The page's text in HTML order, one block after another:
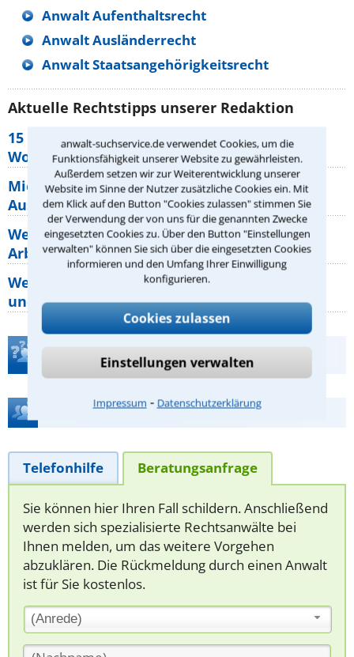
anwalt-suchservice.de verwendet Cookies, um die
Funktionsfähigkeit unserer Website zu gewährleisten.
Außerdem setzen wir zur Weiterentwicklung unserer
Website im Sinne der Nutzer zusätzliche Cookies ein. Mit
dem Klick auf den Button "Cookies zulassen" stimmen Sie
der Verwendung der von uns für die genannten Zwecke
eingesetzten Cookies zu. Über den Button "Einstellungen
verwalten" können Sie sich über die eingesetzten Cookies
informieren und den Umfang Ihrer Einwilligung
konfigurieren.
Cookies zulassen
Einstellungen verwalten
Impressum ⁃ Datenschutzerklärung
Anwalt Aufenthaltsrecht
Anwalt Ausländerrecht
Anwalt Staatsangehörigkeitsrecht
Aktuelle Rechtstipps unserer Redaktion
15 elementare Rechte, die jeder
Wohnungseigentümer kennen sollte
Mietpreisbremse 2026: Alle Regeln,
Ausnahmen und Rechte für Mieter
Welche Regeln für Teilnahme, Urlaub,
Arbeitszeit gelten beim
Welche Rechte hat der Käufer eines Pferdes
und wie macht man sie
Teste Dein Rechtswissen
Hilfe bei Ihrer Anwaltsuche?
Telefonhilfe Beratungsanfrage
Sie können hier Ihren Fall schildern. Anschließend
werden sich spezialisierte Rechtsanwälte bei
Ihnen melden, um das weitere Vorgehen
abzuklären. Die Rückmeldung durch einen Anwalt
ist für Sie kostenlos.
(Anrede)